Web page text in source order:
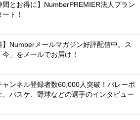
間とお得に】NumberPREMIER法人プラン
ト！
】Numberメールマガジン好評配信中。ス
今」をメールでお届け！
ャンネル登録者数60,000人突破！バレーボ
、バスケ、野球などの選手のインタビュー